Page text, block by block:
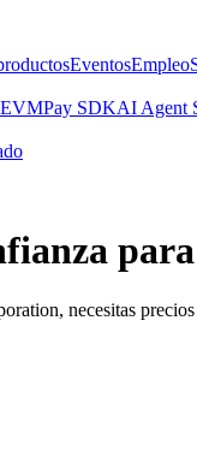
EventosEmpleo
Pay SDKAI Agent
necesitas